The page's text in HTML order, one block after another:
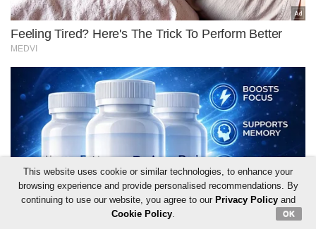
This website uses cookie or similar technologies, to enhance your
browsing experience and provide personalised recommendations. By
continuing to use our website, you agree to our Privacy Policyand
Cookie Policy. OK